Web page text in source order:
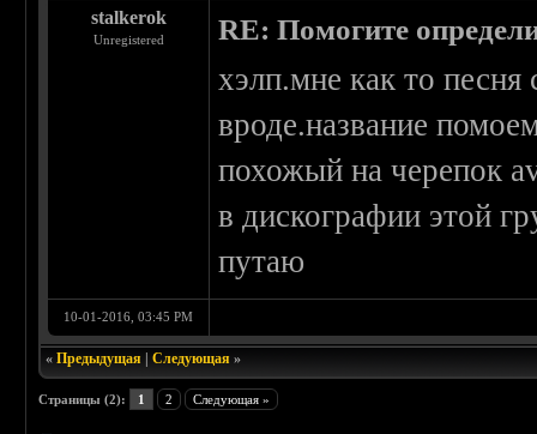
stalkerok
Unregistered RE: Помогите
хэлп.мне как то песня
вроде.название
похожый на черепок
в дискографии этой
путаю
10-01-2016, 03:45 PM
«Предыдущая |Следующая »
Страницы (2): 1 2 Следующая »